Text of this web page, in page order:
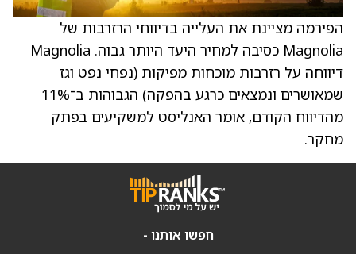
הפירמה מציינת את העלייה בדיווחי הרזרבות של
Magnolia כסיבה למחיר היעד היותר גבוה. Magnolia
דיווחה על רזרבות מוכחות מפיקות (נפחי נפט וגז
שמאושרים ונמצאים כרגע בהפקה) הגבוהות ב־11%
מהדיווח הקודם, אומר האנליסט למשקיעים בפתק
מחקר.
חפשו אותנו -